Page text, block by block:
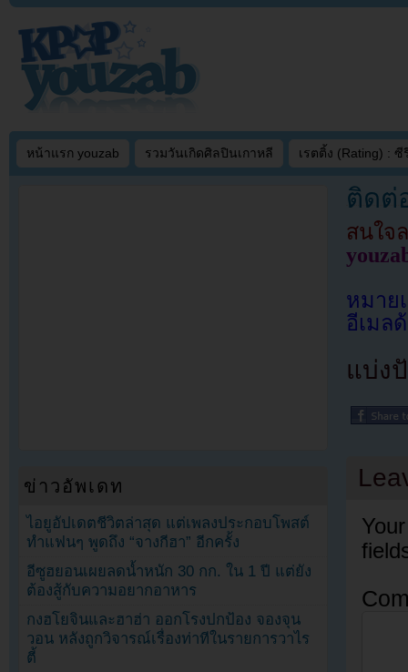
หน้าแรก youzab รวมวันเกิดศิลปินเกาหลี เรตติ้ง (Rating) : ซี
ติดต่
สนใจ
หมา
อีเมล
แบ่ง
ข่าวอัพเดท
ไอยูอัปเดตชีวิตล่าสุด แต่เพลงประกอบโพสต์
ทำแฟนๆ พูดถึง “จางกีฮา” อีกครั้ง
อีซูฮยอนเผยลดน้ำหนัก 30 กก. ใน 1 ปี แต่ยัง
ต้องสู้กับความอยากอาหาร
กงฮโยจินและฮาฮ่า ออกโรงปกป้อง จองจุน
วอน หลังถูกวิจารณ์เรื่องท่าทีในรายการวาไร
ตี้